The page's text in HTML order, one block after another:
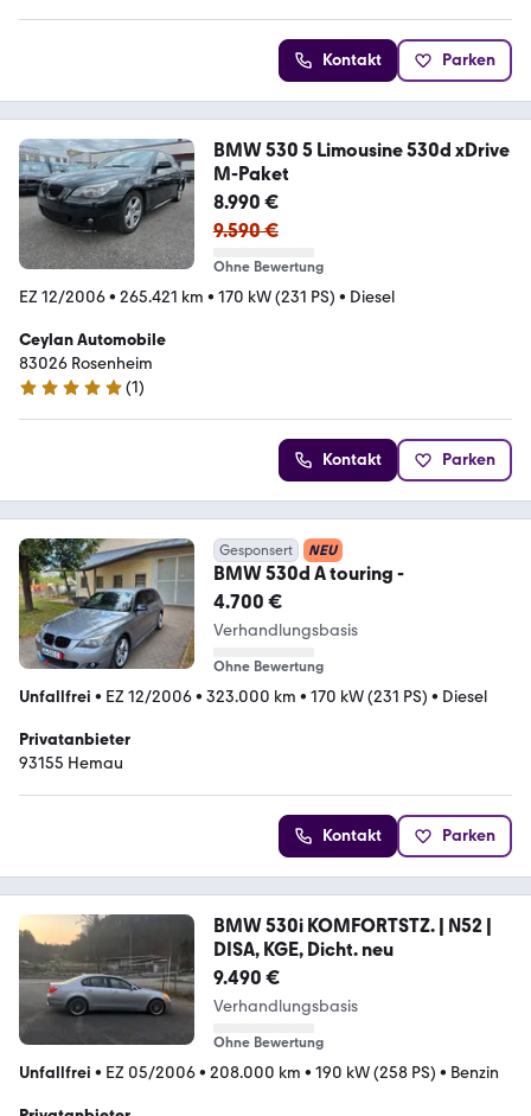
Kontakt Parken
BMW 530 5 Limousine 530d xDrive
M-Paket
8.990 €
9.590 €
Ohne Bewertung
EZ 12/2006• 265.421 km • 170 kW (231 PS) • Diesel
Ceylan Automobile
83026 Rosenheim
5 Sterne
(1)
Kontakt Parken
Gesponsert NEU
BMW 530d A touring -
4.700 €
Verhandlungsbasis
Ohne Bewertung
Unfallfrei • EZ 12/2006• 323.000 km • 170 kW (231 PS) • Diesel
Privatanbieter
93155 Hemau
Kontakt Parken
BMW 530i KOMFORTSTZ. | N52 |
DISA, KGE, Dicht. neu
9.490 €
Verhandlungsbasis
Ohne Bewertung
Unfallfrei • EZ 05/2006• 208.000 km • 190 kW (258 PS) • Benzin